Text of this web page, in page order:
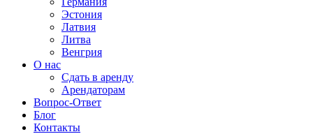
Эстония
Латвия
Литва
Венгрия
О нас
Сдать в аренду
Арендаторам
Вопрос-Ответ
Блог
Контакты